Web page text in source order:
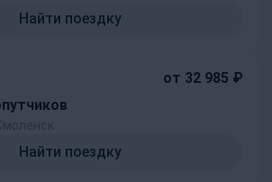
Найти поездку
от 32 985 ₽
Найти поездку